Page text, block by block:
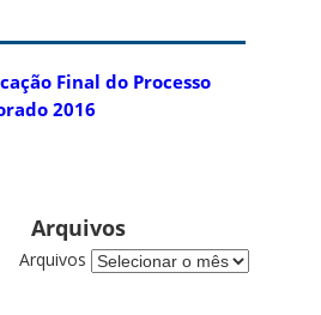
Final do Processo
2016
Arquivos
Arquivos